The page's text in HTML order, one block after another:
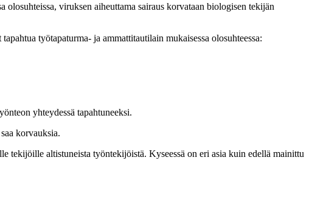
viruksen aiheuttama sairaus korvataan biologisen tekijän
työtapaturma- ja ammattitautilain mukaisessa olosuhteessa:
yhteydessä tapahtuneeksi.
korvauksia.
tekijöille altistuneista työntekijöistä. Kyseessä on eri asia kuin edellä mainittu